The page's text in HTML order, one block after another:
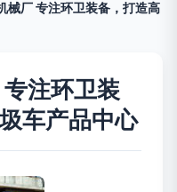
械厂 专注环卫装备，打造高
注环卫装
车产品中心